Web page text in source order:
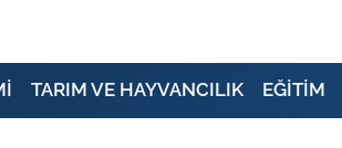
TARIM VE HAYVANCILIK EĞİTİM